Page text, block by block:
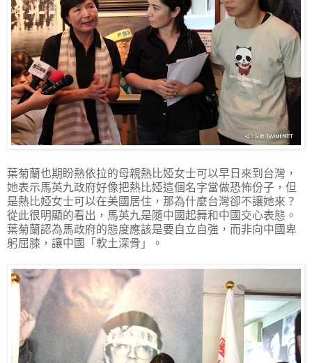
葉菊蘭也期盼熱依拉的母親熱比婭女士可以早日來到台灣，
她表示馬英九政府好像把熱比婭這個名字當做恐怖份子，但
是熱比婭女士可以在美國居住，那為什麼台灣卻不讓她來？
從此很明顯的看出，馬英九是隨中國起舞和中國交心表態。
葉菊蘭認為馬政府的態度應該是要自立自強，而非向中國卑
躬屈膝，讓中國「軟土深骨」。